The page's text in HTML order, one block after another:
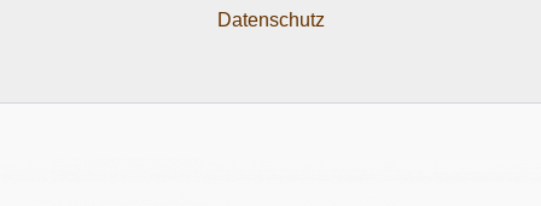
Datenschutz